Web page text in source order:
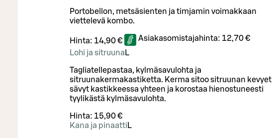
Portobellon, metsäsienten ja timjamin voimakkaan
viettelevä kombo.
Hinta: 14,90 € Asiakasomistajahinta: 12,70 €
Lohi ja sitruuna L
Tagliatellepastaa, kylmäsavulohta ja
sitruunakermakastiketta. Kerma sitoo sitruunan kevyet
sävyt kastikkeessa yhteen ja korostaa hienostuneesti
tyylikästä kylmäsavulohta.
Hinta: 15,90 €
Kana ja pinaatti L